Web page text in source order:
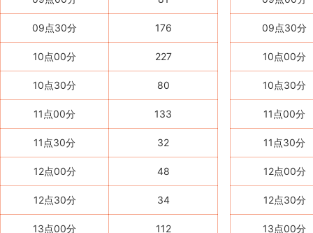
09点30分 176
10点00分 227
10点30分 80
11点00分 133
11点30分 32
12点00分 48
12点30分 34
13点00分 112
09点30分
10点00分
10点30分
11点00分
11点30分
12点00分
12点30分
13点00分